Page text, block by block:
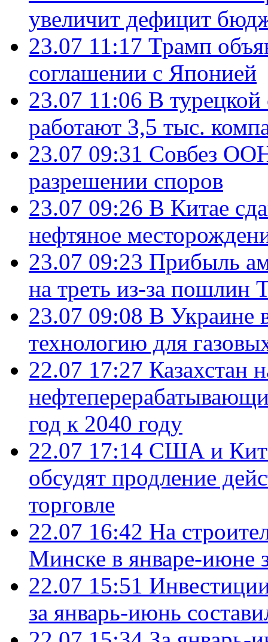
увеличит дефицит
23.07 11:17 Трамп
соглашении с Японией
23.07 11:06 В
работают 3,5 тыс.
23.07 09:31 Совбез
разрешении споров
23.07 09:26 В Китае
нефтяное
23.07 09:23 Прибыль
на треть из-за пошлин
23.07 09:08 В Украине
технологию для
22.07 17:27 Казахстан
год к 2040 году
22.07 17:14 США и
обсудят продление
торговле
22.07 16:42 На
Минске в январе-июне
22.07 15:51
за январь-июнь